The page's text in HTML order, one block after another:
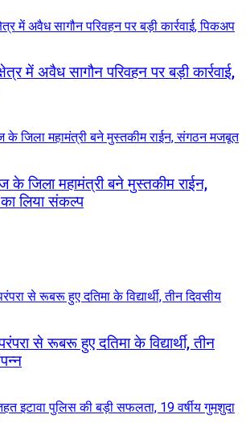
में अवैध सागौन परिवहन पर बड़ी कार्रवाई,
के जिला महामंत्री बने मुस्तकीम राईन,
लिया संकल्प
से रूबरू हुए दतिमा के विद्यार्थी, तीन